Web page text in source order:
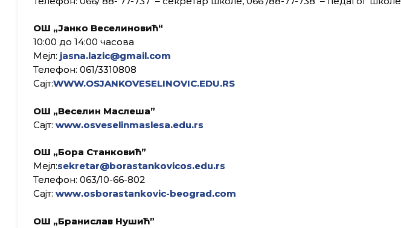
ОШ „Јанко Веселиновић“
10:00 до 14:00 часова
Мејл: jasna.lazic@gmail.com
Телефон: 061/3310808
Сајт:WWW.OSJANKOVESELINOVIC.EDU.RS
ОШ „Веселин Маслеша”
Сајт: www.osveselinmaslesa.edu.rs
ОШ „Бора Станковић”
Мејл:sekretar@borastankovicos.edu.rs
Телефон: 063/10-66-802
Сајт: www.osborastankovic-beograd.com
ОШ „Бранислав Нушић”